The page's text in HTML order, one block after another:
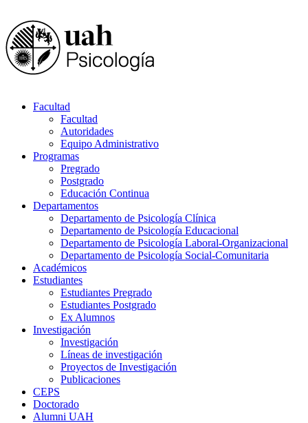
Facultad
Facultad
Autoridades
Equipo Administrativo
Programas
Pregrado
Postgrado
Educación Continua
Departamentos
Departamento de Psicología Clínica
Departamento de Psicología Educacional
Departamento de Psicología Laboral-Organizacional
Departamento de Psicología Social-Comunitaria
Académicos
Estudiantes
Estudiantes Pregrado
Estudiantes Postgrado
Ex Alumnos
Investigación
Investigación
Líneas de investigación
Proyectos de Investigación
Publicaciones
CEPS
Doctorado
Alumni UAH